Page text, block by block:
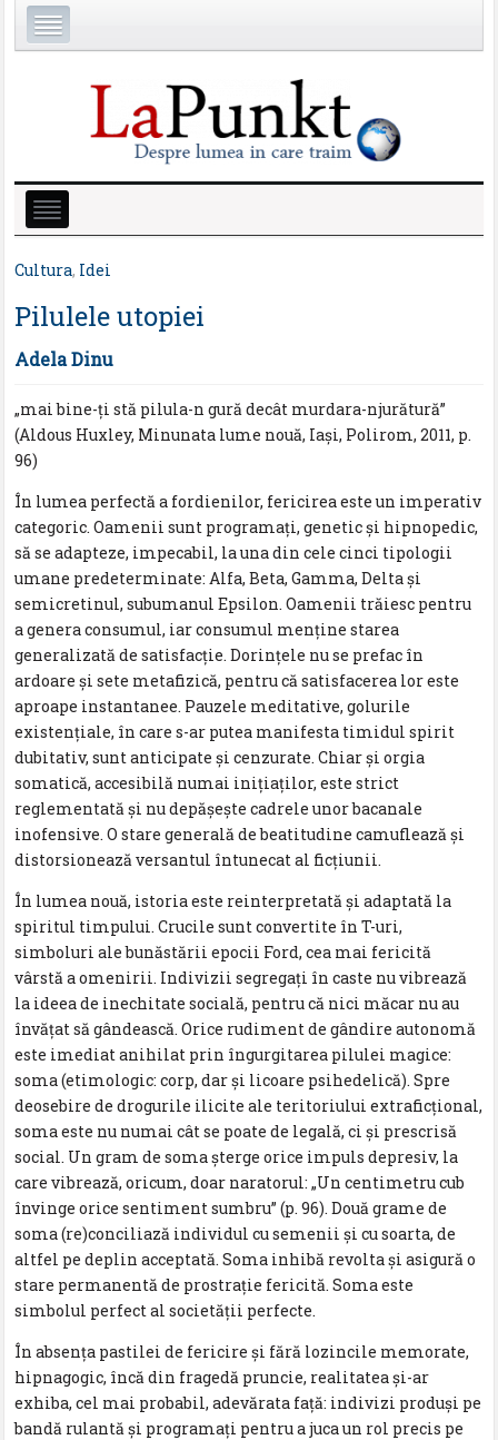
Cultura, Idei
Pilulele utopiei
Adela Dinu
„mai bine-ți stă pilula-n gură decât murdara-njurătură”
(Aldous Huxley, Minunata lume nouă, Iași, Polirom, 2011, p.
96)
În lumea perfectă a fordienilor, fericirea este un imperativ
categoric. Oamenii sunt programați, genetic și hipnopedic,
să se adapteze, impecabil, la una din cele cinci tipologii
umane predeterminate: Alfa, Beta, Gamma, Delta și
semicretinul, subumanul Epsilon. Oamenii trăiesc pentru
a genera consumul, iar consumul menține starea
generalizată de satisfacție. Dorințele nu se prefac în
ardoare și sete metafizică, pentru că satisfacerea lor este
aproape instantanee. Pauzele meditative, golurile
existențiale, în care s-ar putea manifesta timidul spirit
dubitativ, sunt anticipate și cenzurate. Chiar și orgia
somatică, accesibilă numai inițiaților, este strict
reglementată și nu depășește cadrele unor bacanale
inofensive. O stare generală de beatitudine camuflează și
distorsionează versantul întunecat al ficțiunii.
În lumea nouă, istoria este reinterpretată și adaptată la
spiritul timpului. Crucile sunt convertite în T-uri,
simboluri ale bunăstării epocii Ford, cea mai fericită
vârstă a omenirii. Indivizii segregați în caste nu vibrează
la ideea de inechitate socială, pentru că nici măcar nu au
învățat să gândească. Orice rudiment de gândire autonomă
este imediat anihilat prin îngurgitarea pilulei magice:
soma (etimologic: corp, dar și licoare psihedelică). Spre
deosebire de drogurile ilicite ale teritoriului extraficțional,
soma este nu numai cât se poate de legală, ci și prescrisă
social. Un gram de soma șterge orice impuls depresiv, la
care vibrează, oricum, doar naratorul: „Un centimetru cub
învinge orice sentiment sumbru” (p. 96). Două grame de
soma (re)conciliază individul cu semenii și cu soarta, de
altfel pe deplin acceptată. Soma inhibă revolta și asigură o
stare permanentă de prostrație fericită. Soma este
simbolul perfect al societății perfecte.
În absența pastilei de fericire și fără lozincile memorate,
hipnagogic, încă din fragedă pruncie, realitatea și-ar
exhiba, cel mai probabil, adevărata față: indivizi produși pe
bandă rulantă și programați pentru a juca un rol precis pe